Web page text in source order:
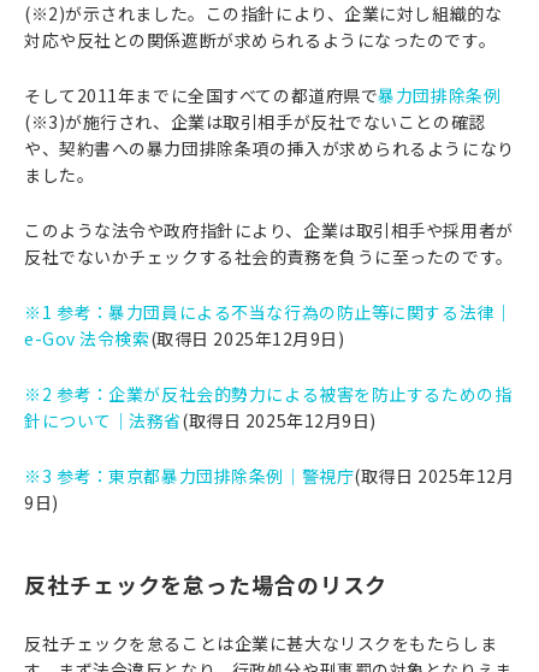
(※2)が示されました。この指針により、企業に対し組織的な
対応や反社との関係遮断が求められるようになったのです。
そして2011年までに全国すべての都道府県で暴力団排除条例
(※3)が施行され、企業は取引相手が反社でないことの確認
や、契約書への暴力団排除条項の挿入が求められるようになり
ました。
このような法令や政府指針により、企業は取引相手や採用者が
反社でないかチェックする社会的責務を負うに至ったのです。
※1 参考：暴力団員による不当な行為の防止等に関する法律｜
e-Gov 法令検索(取得日 2025年12月9日)
※2 参考：企業が反社会的勢力による被害を防止するための指
針について｜法務省(取得日 2025年12月9日)
※3 参考：東京都暴力団排除条例｜警視庁(取得日 2025年12月
9日)
反社チェックを怠った場合のリスク
反社チェックを怠ることは企業に甚大なリスクをもたらしま